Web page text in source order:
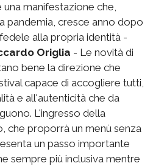
una manifestazione che,
pandemia, cresce anno dopo
alla propria identità -
Origlia - Le novità di
bene la direzione che
capace di accogliere tutti,
e all'autenticità che da
L'ingresso della
che proporrà un menù senza
un passo importante
sempre più inclusiva mentre